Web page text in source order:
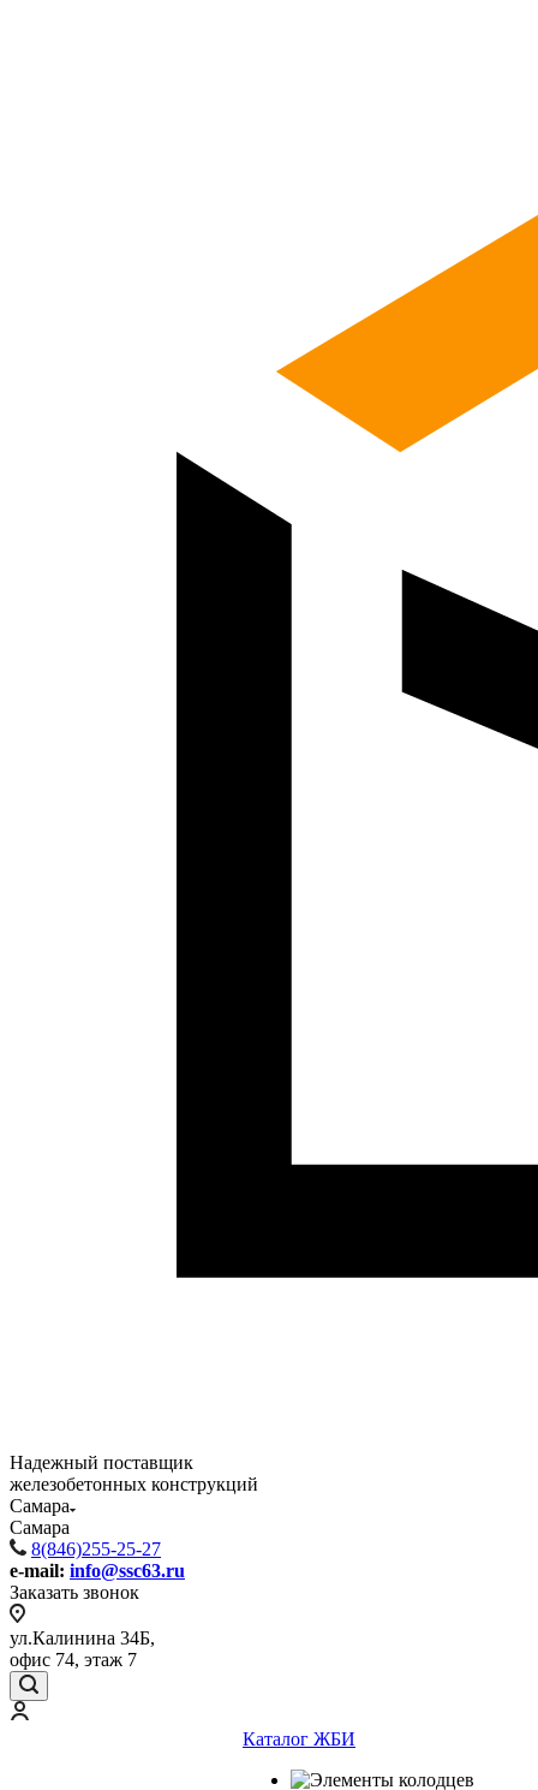
Надежный поставщик
железобетонных конструкций
Самара
Самара
8(846)255-25-27
e-mail: info@ssc63.ru
Заказать звонок
ул.Калинина 34Б,
офис 74, этаж 7
Каталог ЖБИ